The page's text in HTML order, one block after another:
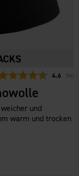
4.6 84
und
warm und trocken